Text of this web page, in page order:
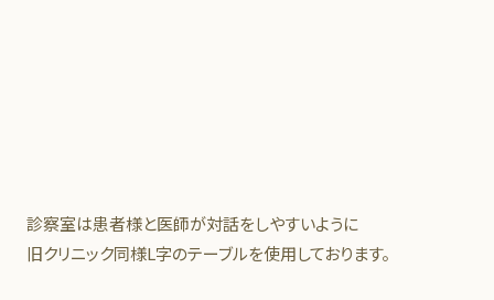
診察室は患者様と医師が対話をしやすいように
旧クリニック同様L字のテーブルを使用しております。